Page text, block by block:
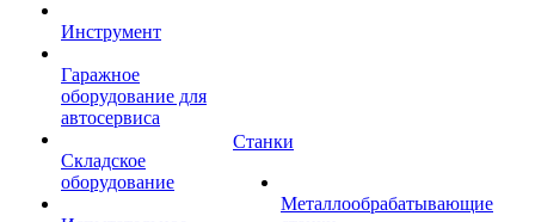
Инструмент
Гаражное
оборудование для
автосервиса
Складское
оборудование
Станки
Металлообрабатывающие